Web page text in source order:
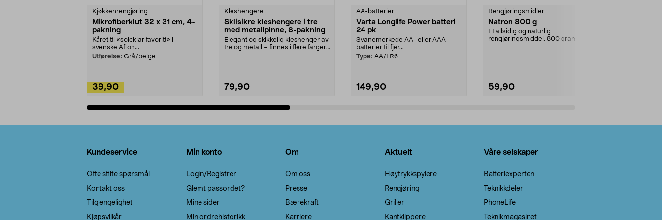
Kjøkkenrengjøring
Mikrofiberklut 32 x 31 cm, 4-
pakning
Kåret til «soleklar favoritt» i
svenske Afton...
Utførelse: Grå/beige
39,90
Kleshengere
Sklisikre kleshengere i tre
med metallpinne, 8-pakning
Elegant og skikkelig kleshenger av
tre og metall – finnes i flere farger.
79,90
AA-batterier
Varta Longlife Power batteri
24 pk
Svanemerkede AA- eller AAA-
batterier til fjer...
Type: AA/LR6
149,90
Rengjøringsmidler
Natron 800 g
Et allsidig og naturlig
rengjøringsmiddel. 800 gram
59,90
Kundeservice
Ofte stilte spørsmål
Kontakt oss
Tilgjengelighet
Kjøpsvilkår
Min konto
Login/Registrer
Glemt passordet?
Mine sider
Min ordrehistorikk
Om
Om oss
Presse
Bærekraft
Karriere
Aktuelt
Høytrykkspylere
Rengjøring
Griller
Kantklippere
Våre selskaper
Batteriexperten
Teknikkdeler
PhoneLife
Teknikmagasinet